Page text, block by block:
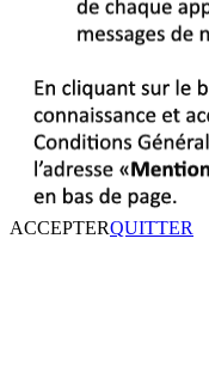
ACCEPTERQUITTER